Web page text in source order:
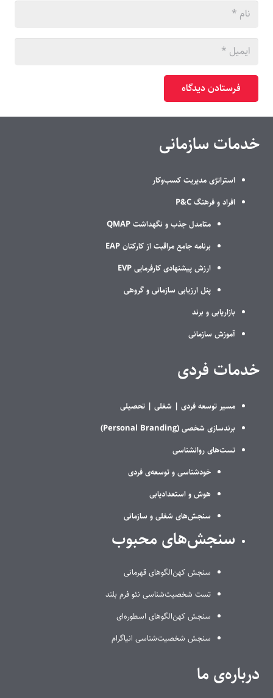
فرستادن دیدگاه
خدمات سازمانی
استراتژی مدیریت کسب‌وکار
افراد و فرهنگ P&C
متامدل جذب و نگهداشت QMAP
برنامه جامع مراقبت از کارکنان EAP
ارزش پیشنهادی کارفرمایی EVP
پنل ارزیابی سازمانی و گروهی
بازاریابی و برند
آموزش سازمانی
خدمات فردی
مسیر توسعه فردی | شغلی |تحصیلی
برندسازی شخصی (Personal Branding)
تست‌های روانشناسی
خودشناسی و توسعه‌ی فردی
هوش و استعدادیابی
سنجش‌های شغلی و سازمانی
سنجش‌های محبوب
سنجش کهن‌الگوهای قهرمانی
تست شخصیت‌شناسی نئو فرم بلند
سنجش کهن‌الگوهای اسطوره‌ای
سنجش شخصیت‌شناسی انیاگرام
درباره‌ی ما